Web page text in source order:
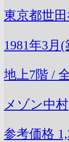
東京都世
1981年3月
地上7階 /
メゾン中村
参考価格